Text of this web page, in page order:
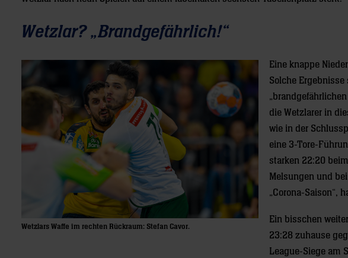
Wetzlar? „Brandgefährlich!“
Wetzlars Waffe im rechten Rückraum: Stefan Cavor.
Eine knappe
Solche
die Wetzlarer in
wie in der
eine 3-Tore-
starken 22:20
Melsungen und
„Corona-Saison“,
Ein bisschen
23:28 zuhause
League-Siege am